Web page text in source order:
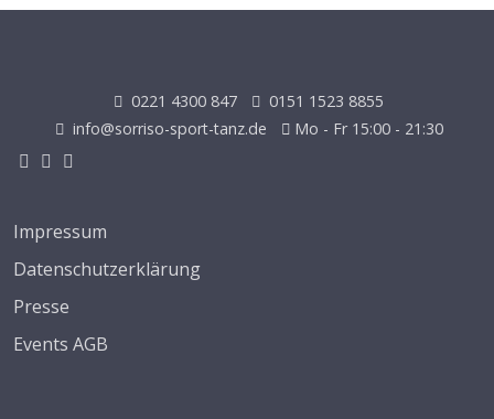
0221 4300 847
0151 1523 8855
info@sorriso-sport-tanz.de
Mo - Fr 15:00 - 21:30
Impressum
Datenschutzerklärung
Presse
Events AGB